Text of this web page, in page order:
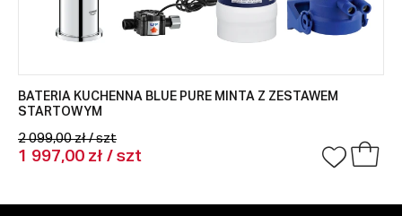
BATERIA KUCHENNA BLUE PURE MINTA Z ZESTAWEM
STARTOWYM
2 099,00 zł / szt
1 997,00 zł / szt